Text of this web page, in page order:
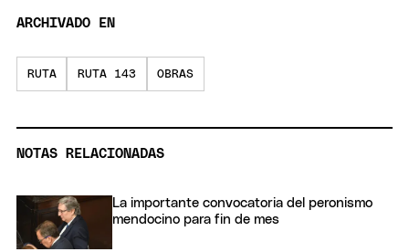
ARCHIVADO EN
RUTA RUTA 143 OBRAS
NOTAS RELACIONADAS
La importante convocatoria del peronismo
mendocino para fin de mes